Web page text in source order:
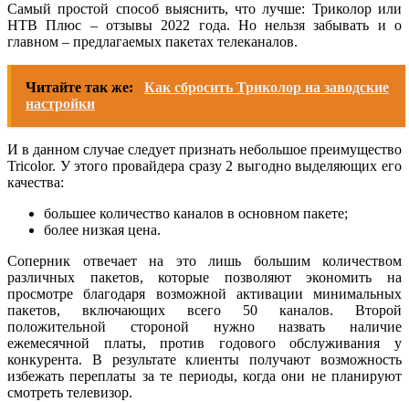
Самый простой способ выяснить, что лучше: Триколор или
НТВ Плюс – отзывы 2022 года. Но нельзя забывать и о
главном – предлагаемых пакетах телеканалов.
Читайте так же:
Как сбросить Триколор на заводские
настройки
И в данном случае следует признать небольшое преимущество
Tricolor. У этого провайдера сразу 2 выгодно выделяющих его
качества:
большее количество каналов в основном пакете;
более низкая цена.
Соперник отвечает на это лишь большим количеством
различных пакетов, которые позволяют экономить на
просмотре благодаря возможной активации минимальных
пакетов, включающих всего 50 каналов. Второй
положительной стороной нужно назвать наличие
ежемесячной платы, против годового обслуживания у
конкурента. В результате клиенты получают возможность
избежать переплаты за те периоды, когда они не планируют
смотреть телевизор.